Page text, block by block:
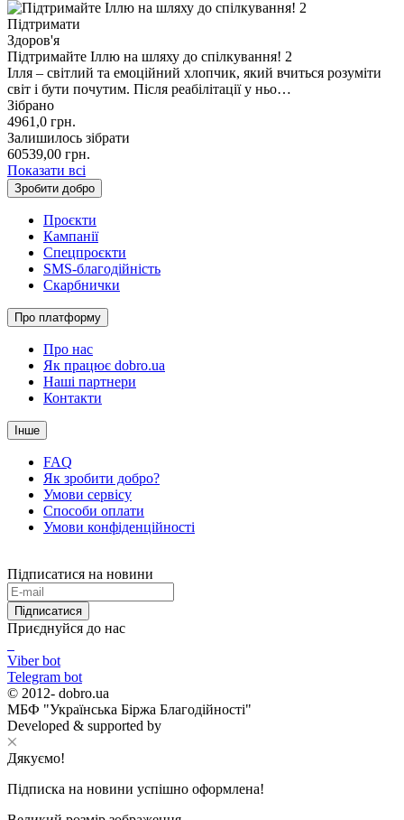
Підтримати
Здоров'я
Підтримайте Іллю на шляху до спілкування! 2
Ілля – світлий та емоційний хлопчик, який вчиться розуміти
світ і бути почутим. Після реабілітації у ньо…
Зібрано
4961,0 грн.
Залишилось зібрати
60539,00 грн.
Показати всі
Зробити добро
Проєкти
Кампанії
Спецпроєкти
SMS-благодійність
Скарбнички
Про платформу
Про нас
Як працює dobro.ua
Наші партнери
Контакти
Інше
FAQ
Як зробити добро?
Умови сервісу
Способи оплати
Умови конфіденційності
Підписатися на новини
Підписатися
Приєднуйся до нас
Viber bot
Telegram bot
© 2012- dobro.ua
МБФ "Українська Біржа Благодійності"
Developed & supported by
Дякуємо!
Підписка на новини успішно оформлена!